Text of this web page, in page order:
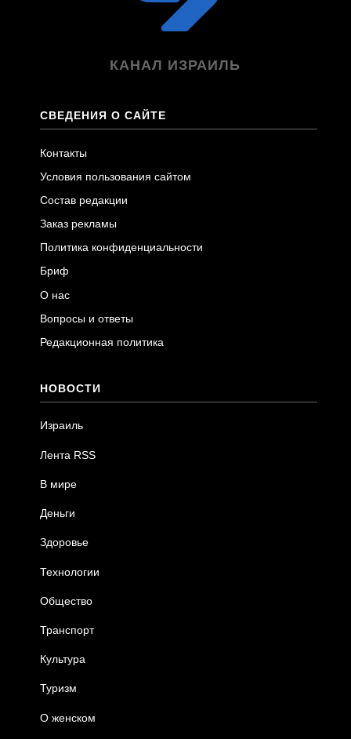
КАНАЛ ИЗРАИЛЬ
СВЕДЕНИЯ О САЙТЕ
Контакты
Условия пользования сайтом
Состав редакции
Заказ рекламы
Политика конфиденциальности
Бриф
О нас
Вопросы и ответы
Редакционная политика
НОВОСТИ
Израиль
Лента RSS
В мире
Деньги
Здоровье
Технологии
Общество
Транспорт
Культура
Туризм
О женском